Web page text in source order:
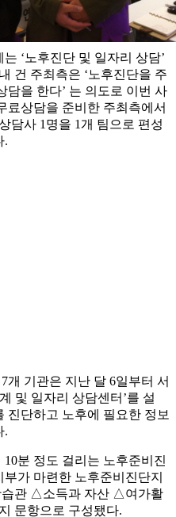
‘노후진단 및 일자리 상담’
건 주최측은 ‘노후진단을 주
담을 한다’ 는 의도로 이번 사
료상담을 준비한 주최측에서
담사 1명을 1개 팀으로 편성
.
개 기관은 지난 달 6일부터 서
및 일자리 상담센터’를 설
진단하고 노후에 필요한 정보
.
분 정도 걸리는 노후준비진
가 마련한 노후준비진단지
관 △소득과 자산 △여가활
문항으로 구성됐다.